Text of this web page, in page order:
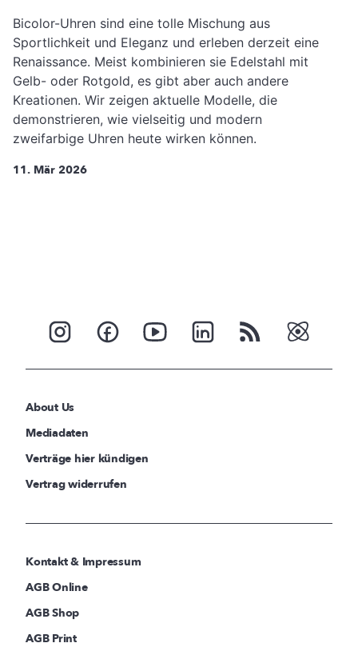
Bicolor-Uhren sind eine tolle Mischung aus
Sportlichkeit und Eleganz und erleben derzeit eine
Renaissance. Meist kombinieren sie Edelstahl mit
Gelb- oder Rotgold, es gibt aber auch andere
Kreationen. Wir zeigen aktuelle Modelle, die
demonstrieren, wie vielseitig und modern
zweifarbige Uhren heute wirken können.
11. Mär 2026
About Us
Mediadaten
Verträge hier kündigen
Vertrag widerrufen
Kontakt & Impressum
AGB Online
AGB Shop
AGB Print